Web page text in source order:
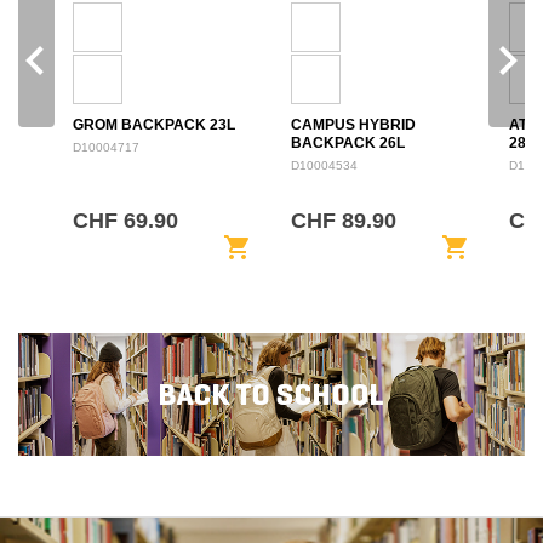
GROM BACKPACK 23L
D10004717
CHF 69.90
shopping_cart
CAMPUS HYBRID
BACKPACK 26L
D10004534
CHF 89.90
shopping_cart
28L
navigate_before navigate_next